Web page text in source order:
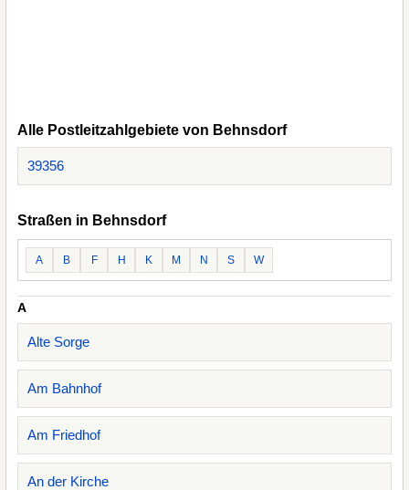
Alle Postleitzahlgebiete von Behnsdorf
39356
Straßen in Behnsdorf
A B F H K M N S W
A
Alte Sorge
Am Bahnhof
Am Friedhof
An der Kirche